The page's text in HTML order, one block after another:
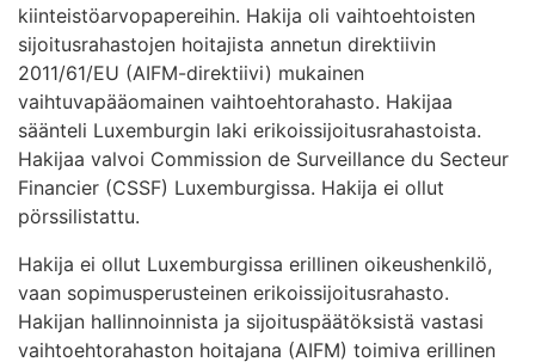
kiinteistöarvopapereihin. Hakija oli vaihtoehtoisten
sijoitusrahastojen hoitajista annetun direktiivin
2011/61/EU (AIFM-direktiivi) mukainen
vaihtuvapääomainen vaihtoehtorahasto. Hakijaa
säänteli Luxemburgin laki erikoissijoitusrahastoista.
Hakijaa valvoi Commission de Surveillance du Secteur
Financier (CSSF) Luxemburgissa. Hakija ei ollut
pörssilistattu.
Hakija ei ollut Luxemburgissa erillinen oikeushenkilö,
vaan sopimusperusteinen erikoissijoitusrahasto.
Hakijan hallinnoinnista ja sijoituspäätöksistä vastasi
vaihtoehtorahaston hoitajana (AIFM) toimiva erillinen